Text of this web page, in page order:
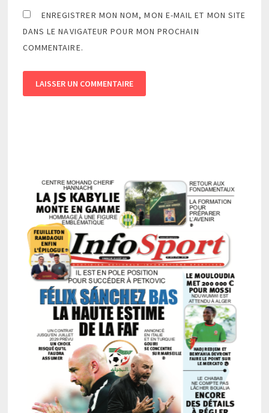
ENREGISTRER MON NOM, MON E-MAIL ET MON SITE
DANS LE NAVIGATEUR POUR MON PROCHAIN
COMMENTAIRE.